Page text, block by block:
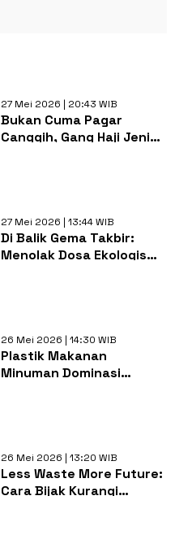
27 Mei 2026 | 20:43 WIB
Bukan Cuma Pagar
Canggih, Gang Haji Jeni
27 Mei 2026 | 13:44 WIB
Di Balik Gema Takbir:
Menolak Dosa Ekologis
26 Mei 2026 | 14:30 WIB
Plastik Makanan
Minuman Dominasi
26 Mei 2026 | 13:20 WIB
Less Waste More Future:
Cara Bijak Kurangi